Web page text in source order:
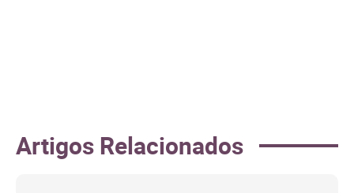
Artigos Relacionados